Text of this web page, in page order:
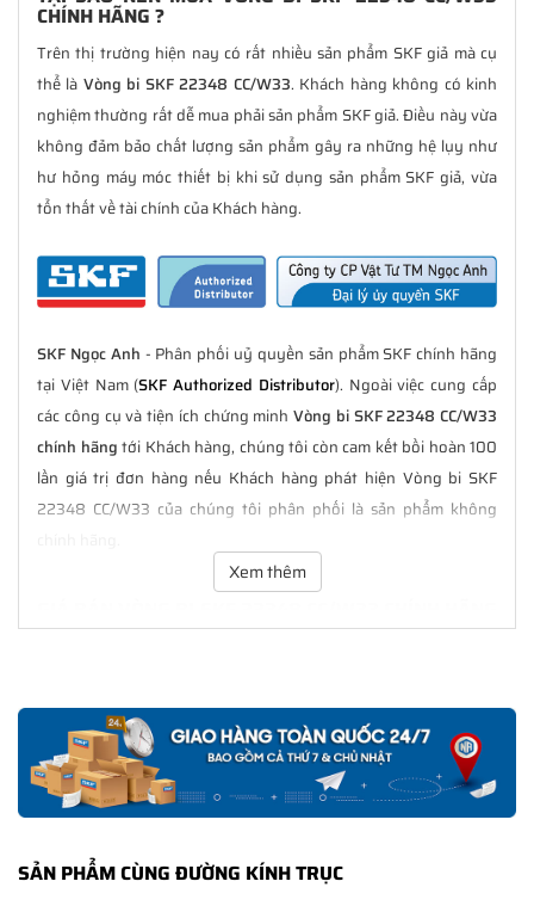
CHÍNH HÃNG ?
Trên thị trường hiện nay có rất nhiều sản phẩm SKF giả mà cụ
thể là Vòng bi SKF 22348 CC/W33. Khách hàng không có kinh
nghiệm thường rất dễ mua phải sản phẩm SKF giả. Điều này vừa
không đảm bảo chất lượng sản phẩm gây ra những hệ lụy như
hư hỏng máy móc thiết bị khi sử dụng sản phẩm SKF giả, vừa
tổn thất về tài chính của Khách hàng.
SKF Ngọc Anh - Phân phối uỷ quyền sản phẩm SKF chính hãng
tại Việt Nam (SKF Authorized Distributor). Ngoài việc cung cấp
các công cụ và tiện ích chứng minh Vòng bi SKF 22348 CC/W33
chính hãngtới Khách hàng, chúng tôi còn cam kết bồi hoàn 100
lần giá trị đơn hàng nếu Khách hàng phát hiện Vòng bi SKF
22348 CC/W33 của chúng tôi phân phối là sản phẩm không
LUÔN TỐT NHẤT
bán hàng. Chúng tôi cam kết luôn đồng hành cùng Khách hàng
trong suốt quá trình sử dụng các sản phẩm SKF chính hãng.
Tất cả các sản phẩm SKF chính hãng do
Xem thêm
SẢN PHẨM CÙNG ĐƯỜNG KÍNH TRỤC